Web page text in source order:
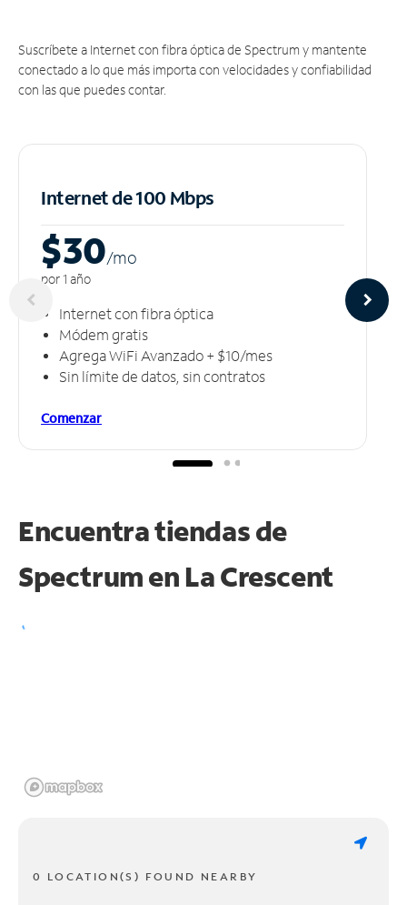
Suscríbete a Internet con fibra óptica de Spectrum y mantente
conectado a lo que más importa con velocidades y confiabilidad
con las que puedes contar.
Internet de 100 Mbps
$30/mo
por 1 año
Internet con fibra óptica
Módem gratis
Agrega WiFi Avanzado + $10/mes
Sin límite de datos, sin contratos
Comenzar
Encuentra tiendas de
Spectrum en La Crescent
0 LOCATION(S) FOUND NEARBY